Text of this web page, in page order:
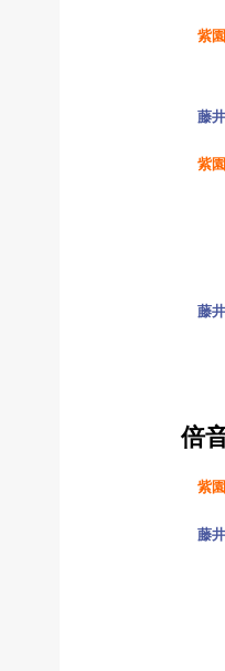
紫園
藤井
紫園
藤井
倍
紫園
藤井